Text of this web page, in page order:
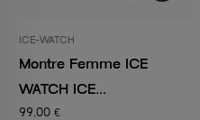
ICE-WATCH
Montre Femme ICE
WATCH ICE...
99,00 €